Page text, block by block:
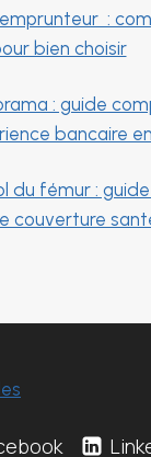
:
bien choisir
: guide
bancaire
du fémur :
couverture